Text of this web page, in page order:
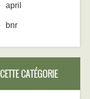
april
bnr
CETTE CATÉGORIE